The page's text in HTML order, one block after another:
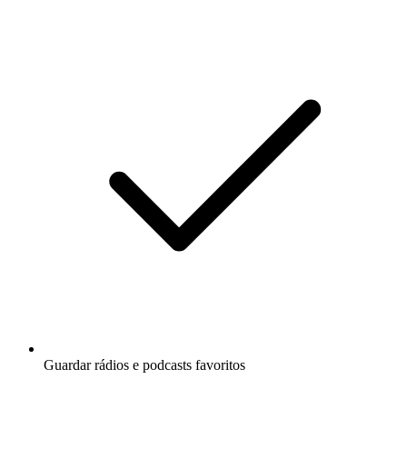
Guardar rádios e podcasts favoritos